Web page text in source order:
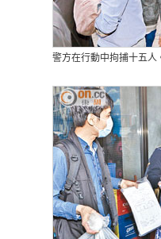
警方在行動中拘捕十五人